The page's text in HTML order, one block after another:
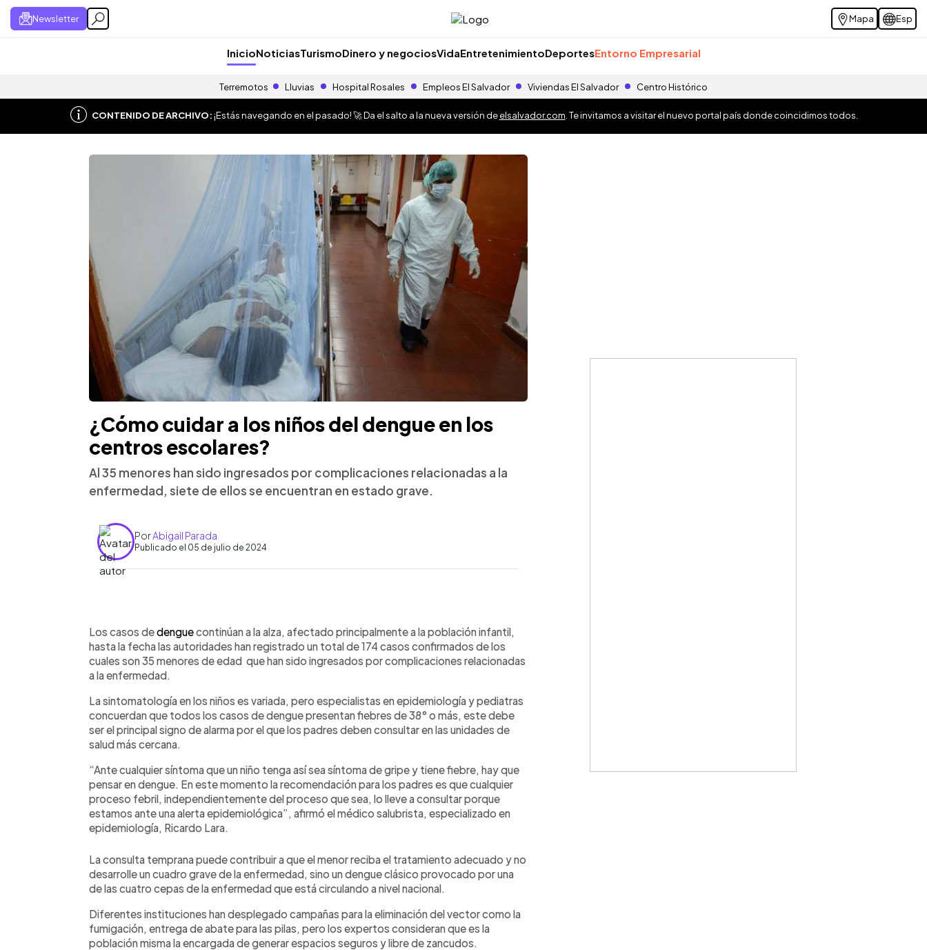
Newsletter Mapa Esp
InicioNoticiasTurismoDinero y negociosVidaEntretenimientoDeportesEntorno Empresarial
Terremotos Lluvias Hospital Rosales Empleos El Salvador Viviendas El Salvador Centro Histórico
CONTENIDO DE ARCHIVO:¡Estás navegando en el pasado! 🚀 Da el salto a la nueva versión deelsalvador.com . Te invitamos a visitar el nuevo portal país donde coincidimos todos.
¿Cómo cuidar a los niños del dengue en los
centros escolares?
Al 35 menores han sido ingresados por complicaciones relacionadas a la
enfermedad, siete de ellos se encuentran en estado grave.
PorAbigail Parada
Publicado el 05 de julio de 2024
Escuchar artículo
Los casos dedenguecontinúan a la alza, afectado principalmente a la población infantil,
hasta la fecha las autoridades han registrado un total de 174 casos confirmados de los
cuales son 35 menores de edad que han sido ingresados por complicaciones relacionadas
a la enfermedad.
La sintomatología en los niños es variada, pero especialistas en epidemiología y pediatras
concuerdan que todos los casos de dengue presentan fiebres de 38° o más, este debe
ser el principal signo de alarma por el que los padres deben consultar en las unidades de
salud más cercana.
“Ante cualquier síntoma que un niño tenga así sea síntoma de gripe y tiene fiebre, hay que
pensar en dengue. En este momento la recomendación para los padres es que cualquier
proceso febril, independientemente del proceso que sea, lo lleve a consultar porque
estamos ante una alerta epidemiológica”, afirmó el médico salubrista, especializado en
epidemiología, Ricardo Lara.
La consulta temprana puede contribuir a que el menor reciba el tratamiento adecuado y no
desarrolle un cuadro grave de la enfermedad, sino un dengue clásico provocado por una
de las cuatro cepas de la enfermedad que está circulando a nivel nacional.
Diferentes instituciones han desplegado campañas para la eliminación del vector como la
fumigación, entrega de abate para las pilas, pero los expertos consideran que es la
población misma la encargada de generar espacios seguros y libre de zancudos.